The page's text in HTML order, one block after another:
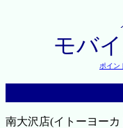
モバ
ポイン
南大沢店(イトーヨー